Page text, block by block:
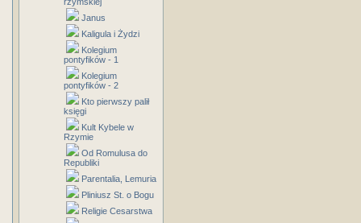
Janus
Kaligula i Żydzi
Kolegium
pontyfików - 1
Kolegium
pontyfików - 2
Kto pierwszy palił
księgi
Kult Kybele w
Rzymie
Od Romulusa do
Republiki
Parentalia, Lemuria
Pliniusz St. o Bogu
Religie Cesarstwa